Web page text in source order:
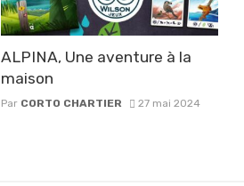
ALPINA, Une aventure à la
maison
Par CORTO CHARTIER 27 mai 2024